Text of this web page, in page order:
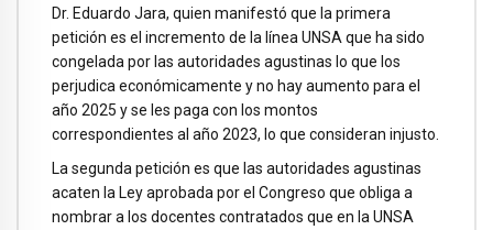
Dr. Eduardo Jara, quien manifestó que la primera
petición es el incremento de la línea UNSA que ha sido
congelada por las autoridades agustinas lo que los
perjudica económicamente y no hay aumento para el
año 2025 y se les paga con los montos
correspondientes al año 2023, lo que consideran injusto.
La segunda petición es que las autoridades agustinas
acaten la Ley aprobada por el Congreso que obliga a
nombrar a los docentes contratados que en la UNSA